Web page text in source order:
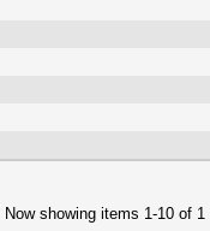
Now showing items 1-10 of 1